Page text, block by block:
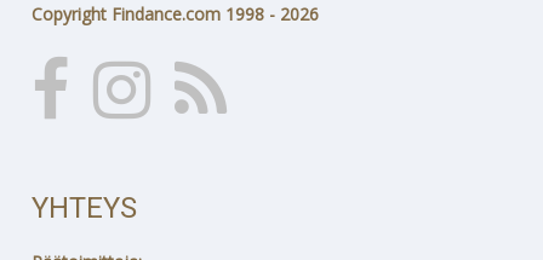
Copyright Findance.com 1998 - 2026
YHTEYS